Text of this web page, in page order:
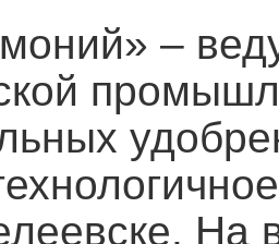
–
На